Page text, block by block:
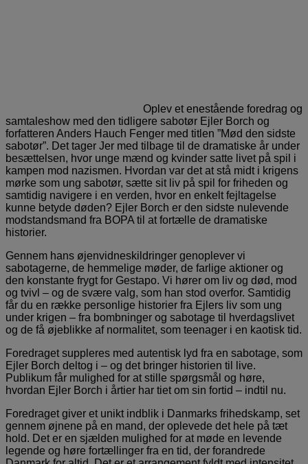
Oplev et enestående foredrag og
samtaleshow med den tidligere sabotør Ejler Borch og
forfatteren Anders Hauch Fenger med titlen ”Mød den sidste
sabotør”. Det tager Jer med tilbage til de dramatiske år under
besættelsen, hvor unge mænd og kvinder satte livet på spil i
kampen mod nazismen. Hvordan var det at stå midt i krigens
mørke som ung sabotør, sætte sit liv på spil for friheden og
samtidig navigere i en verden, hvor en enkelt fejltagelse
kunne betyde døden? Ejler Borch er den sidste nulevende
modstandsmand fra BOPA til at fortælle de dramatiske
historier.
Gennem hans øjenvidneskildringer genoplever vi
sabotagerne, de hemmelige møder, de farlige aktioner og
den konstante frygt for Gestapo. Vi hører om liv og død, mod
og tvivl – og de svære valg, som han stod overfor. Samtidig
får du en række personlige historier fra Ejlers liv som ung
under krigen – fra bombninger og sabotage til hverdagslivet
og de få øjeblikke af normalitet, som teenager i en kaotisk tid.
Foredraget suppleres med autentisk lyd fra en sabotage, som
Ejler Borch deltog i – og det bringer historien til live.
Publikum får mulighed for at stille spørgsmål og høre,
hvordan Ejler Borch i årtier har tiet om sin fortid – indtil nu.
Foredraget giver et unikt indblik i Danmarks frihedskamp, set
gennem øjnene på en mand, der oplevede det hele på tæt
hold. Det er en sjælden mulighed for at møde en levende
legende og høre fortællinger fra en tid, der forandrede